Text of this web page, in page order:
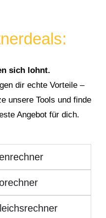
sich lohnt.
dir echte Vorteile –
unsere Tools und finde
Angebot für dich.